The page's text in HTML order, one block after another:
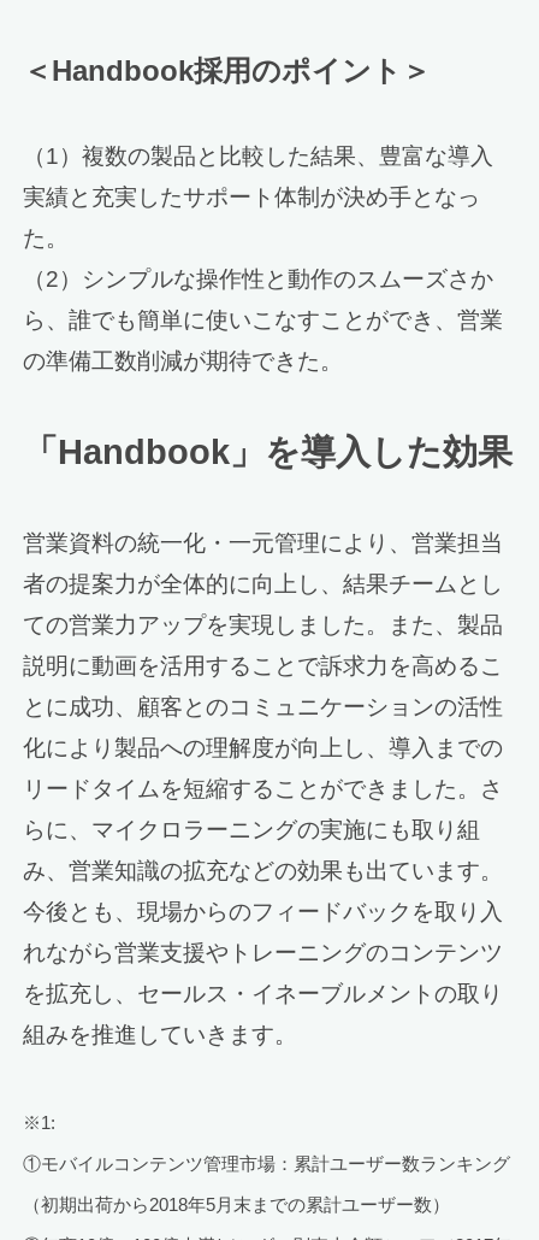
＜Handbook採用のポイント＞
（1）複数の製品と比較した結果、豊富な導入
実績と充実したサポート体制が決め手となっ
た。
（2）シンプルな操作性と動作のスムーズさか
ら、誰でも簡単に使いこなすことができ、営業
の準備工数削減が期待できた。
「Handbook」を導入した効果
営業資料の統一化・一元管理により、営業担当
者の提案力が全体的に向上し、結果チームとし
ての営業力アップを実現しました。また、製品
説明に動画を活用することで訴求力を高めるこ
とに成功、顧客とのコミュニケーションの活性
化により製品への理解度が向上し、導入までの
リードタイムを短縮することができました。さ
らに、マイクロラーニングの実施にも取り組
み、営業知識の拡充などの効果も出ています。
今後とも、現場からのフィードバックを取り入
れながら営業支援やトレーニングのコンテンツ
を拡充し、セールス・イネーブルメントの取り
組みを推進していきます。
※1:
①モバイルコンテンツ管理市場：累計ユーザー数ランキング
（初期出荷から2018年5月末までの累計ユーザー数）